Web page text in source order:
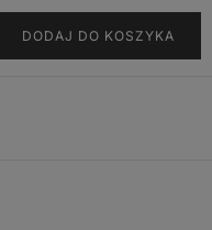
DODAJ DO KOSZYKA